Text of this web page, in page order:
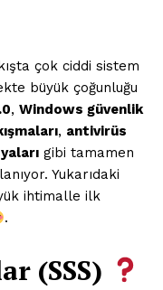
çok ciddi sistem
büyük çoğunluğu
, Windows güvenlik
, antivirüs
gibi tamamen
Yukarıdaki
ihtimalle ilk
.
(SSS)